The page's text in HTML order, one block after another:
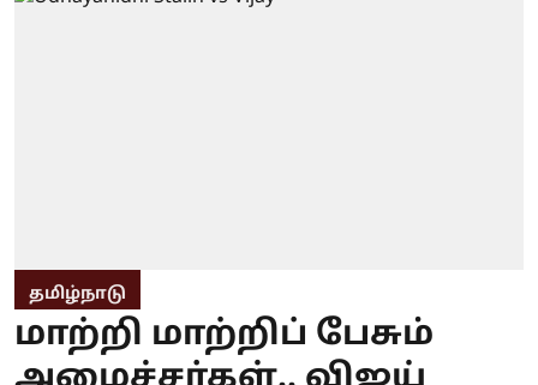
தமிழ்நாடு
மாற்றி மாற்றிப் பேசும்